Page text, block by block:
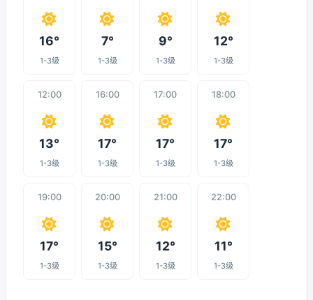
16°
1-3级
7°
1-3级
9°
1-3级
12°
1-3级
12:00
13°
1-3级
16:00
17°
1-3级
17:00
17°
1-3级
18:00
17°
1-3级
19:00
17°
1-3级
20:00
15°
1-3级
21:00
12°
1-3级
22:00
11°
1-3级